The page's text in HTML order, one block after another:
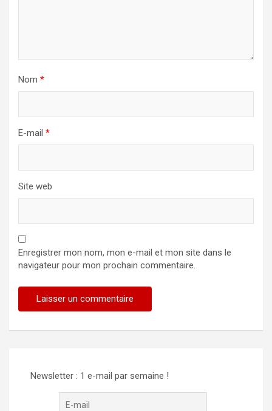
Nom *
E-mail *
Site web
Enregistrer mon nom, mon e-mail et mon site dans le
navigateur pour mon prochain commentaire.
Newsletter : 1 e-mail par semaine !